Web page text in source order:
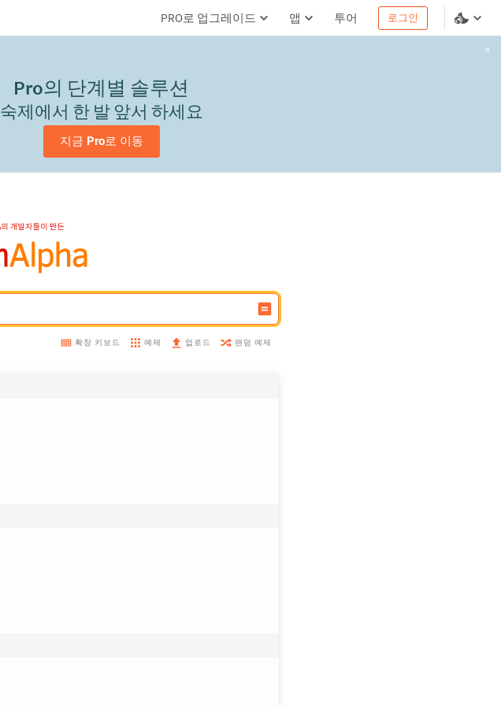
PRO로 업그레이드 앱 투어 로그인
Pro의 단계별 솔루션
숙제에서 한 발 앞서 하세요
지금 Pro로 이동
확장 키보드 예제 업로드 랜덤 예제